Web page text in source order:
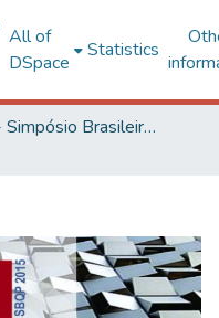
All of
DSpace
Statistics
SBQP - Simpósio Brasileiro de Qualidade do Projeto no Ambiente Construído